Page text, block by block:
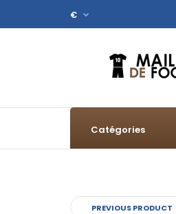
€
Catégories
PREVIOUS PRODUCT